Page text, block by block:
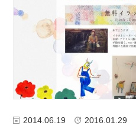
csr
atelier
2014.06.19 2016.01.29